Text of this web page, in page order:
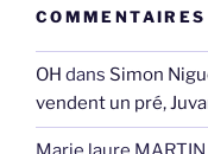
OH dans Simon
vendent un pré,